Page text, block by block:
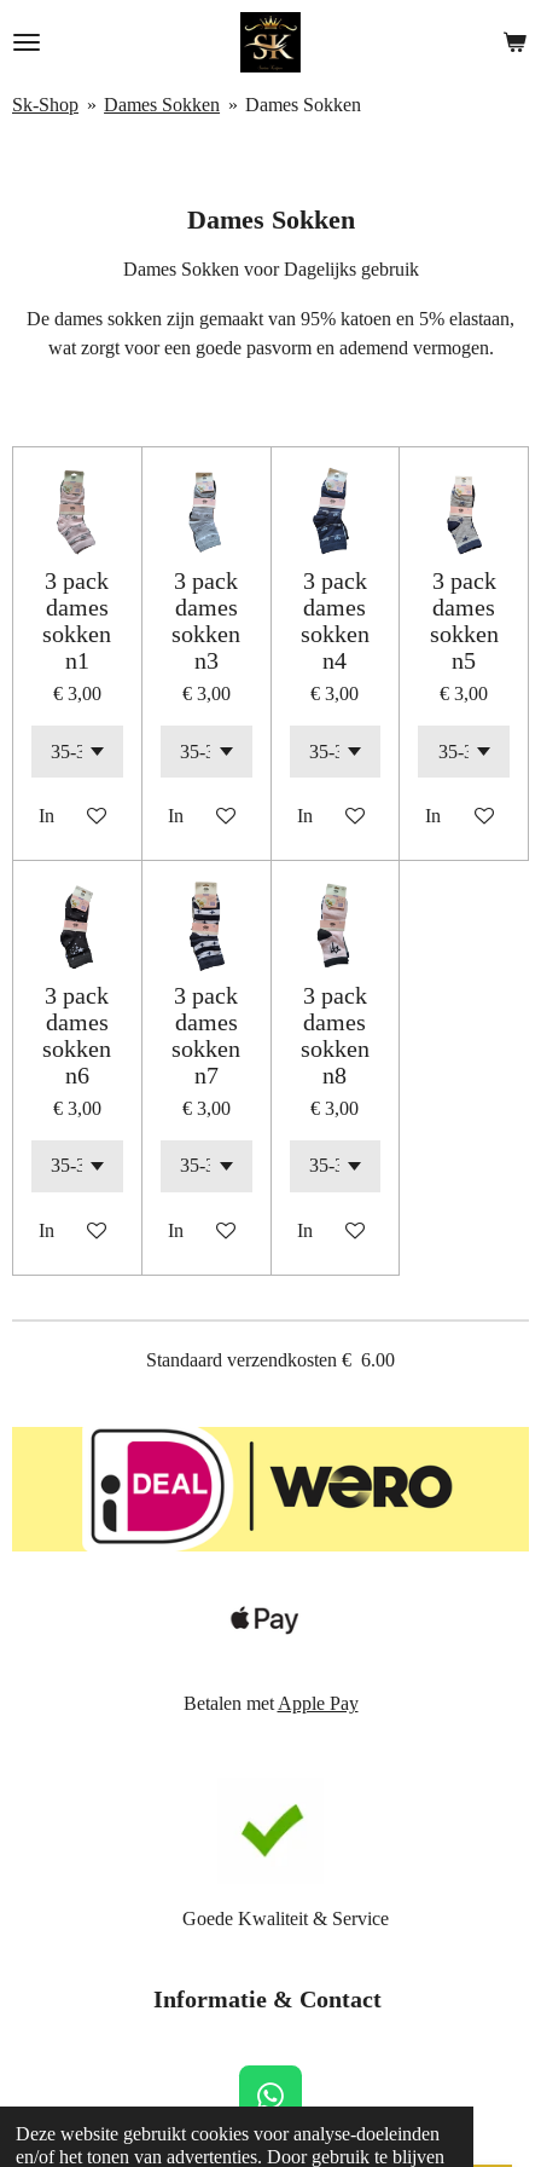
Deze website gebruikt cookies voor analyse-doeleinden
en/of het tonen van advertenties. Door gebruik te blijven
direct
de
Sk-Shop » Dames Sokken » Dames Sokken
Dames Sokken
Dames Sokken voor Dagelijks gebruik
De dames sokken zijn gemaakt van 95% katoen en 5% elastaan,
wat zorgt voor een goede pasvorm en ademend vermogen.
3 pack
dames
sokken
n1
€ 3,00
In winkelwagen
3 pack
dames
sokken
n3
€ 3,00
In winkelwagen
3 pack
dames
sokken
n4
€ 3,00
In winkelwagen
3 pack
dames
sokken
n5
€ 3,00
In
3 pack
dames
sokken
n6
€ 3,00
In winkelwagen
3 pack
dames
sokken
n7
€ 3,00
In winkelwagen
3 pack
dames
sokken
n8
€ 3,00
In winkelwagen
Standaard verzendkosten € 6.00
Betalen metApple Pay
Goede Kwaliteit & Service
Informatie & Contact
W
h
© 2021sk-shop